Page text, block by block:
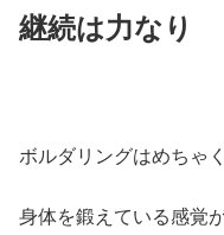
継続は力なり
ボルダリングはめちゃ
身体を鍛えている感覚